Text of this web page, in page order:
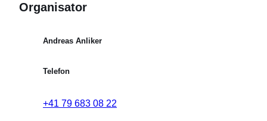
Organisator
Andreas Anliker
Telefon
‭+41 79 683 08 22‬